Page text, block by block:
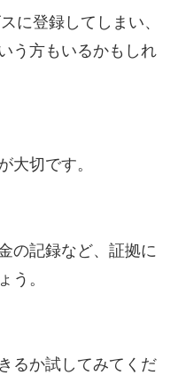
に登録してしまい、
う方もいるかもしれ
大切です。
の記録など、証拠に
う。
るか試してみてくだ